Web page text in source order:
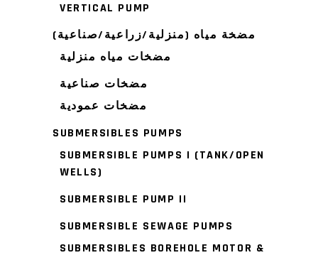
VERTICAL PUMP
مضخة مياه (منزلية/زراعية/صناعية)
مضخات مياه منزلية
مضخات صناعية
مضخات عمودية
SUBMERSIBLES PUMPS
SUBMERSIBLE PUMPS I (TANK/OPEN
WELLS)
SUBMERSIBLE PUMP II
SUBMERSIBLE SEWAGE PUMPS
SUBMERSIBLES BOREHOLE MOTOR &